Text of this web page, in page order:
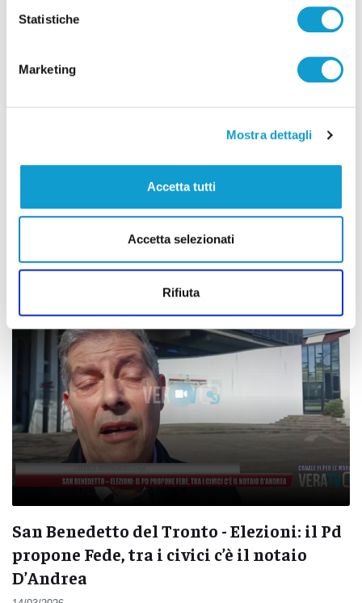
Statistiche
Marketing
Mostra dettagli
Accetta tutti
Accetta selezionati
Rifiuta
sindaco del centrosinistra
San Benedetto del Tronto - Elezioni: il Pd
propone Fede, tra i civici c’è il notaio
D’Andrea